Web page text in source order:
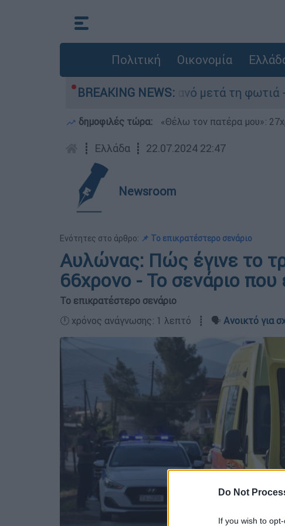
Do Not
If you wish to
Πολιτική Οικονομία
BREAKING NEWS:
στο Πόρτο Γερμανό μετά τη φωτιά -
δημοφιλές τώρα: «Θέλω τον πατέρα μου»:
┋ Ελλάδα ┋ 22.07.2024 22:47
Newsroom
Ενότητες στο άρθρο: 📌 Το επικρατέστερο σενάριο
Αυλώνας: Πώς έγινε το
66χρονο - Το σενάριο που
Το επικρατέστερο σενάριο
🕛 χρόνος ανάγνωσης: 1 λεπτό ┋ 🗣️ Ανοικτό για